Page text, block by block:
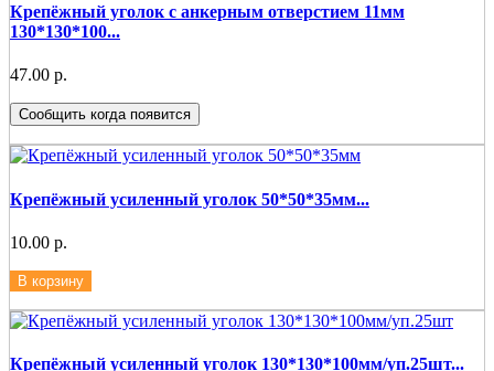
Крепёжный уголок с анкерным отверстием 11мм
130*130*100...
47.00 р.
Сообщить когда появится
Крепёжный усиленный уголок 50*50*35мм...
10.00 р.
В корзину
Крепёжный усиленный уголок 130*130*100мм/уп.25шт...